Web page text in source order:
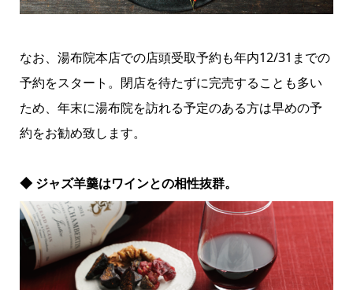
なお、湯布院本店での店頭受取予約も年内12/31までの
予約をスタート。閉店を待たずに完売することも多い
ため、年末に湯布院を訪れる予定のある方は早めの予
約をお勧め致します。
◆ ジャズ羊羹はワインとの相性抜群。